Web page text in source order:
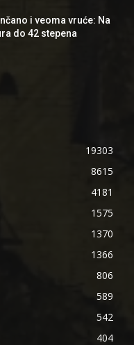
i veoma vruće: Na
do 42 stepena
19303
8615
4181
1575
1370
1366
806
589
542
404